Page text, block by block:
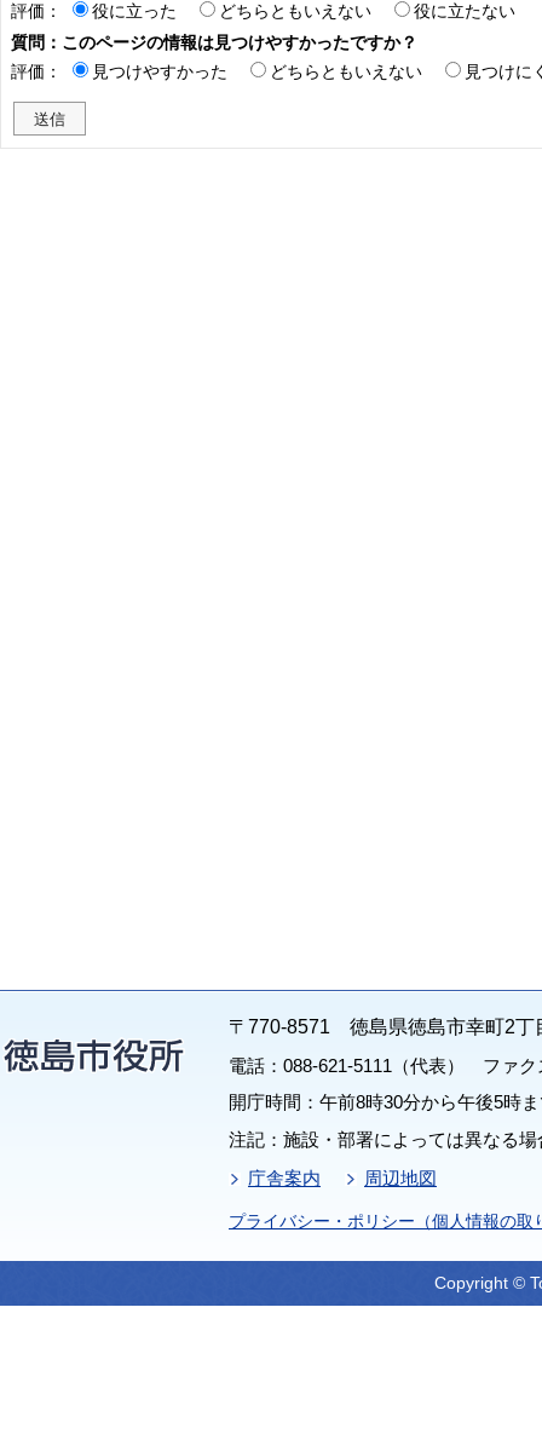
評価：
役に立った どちらともいえない
役に立たない
質問：このページの情報は見つけやすかったですか？
評価：
見つけやすかった どちらともいえない 見つけに
〒770-8571 徳島県徳島市幸町2丁
電話：088-621-5111（代表） ファク
開庁時間：午前8時30分から午後5時
注記：施設・部署によっては異なる
庁舎案内
周辺地図
プライバシー・ポリシー（個人情報の取
Copyright ©